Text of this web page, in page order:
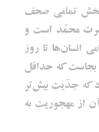
بخش تمامی صحف
محمّد است و
انسان‌ها تا روز
بجاست که حداقل
که جدّیت بیش‌تر
از مهجوریت به